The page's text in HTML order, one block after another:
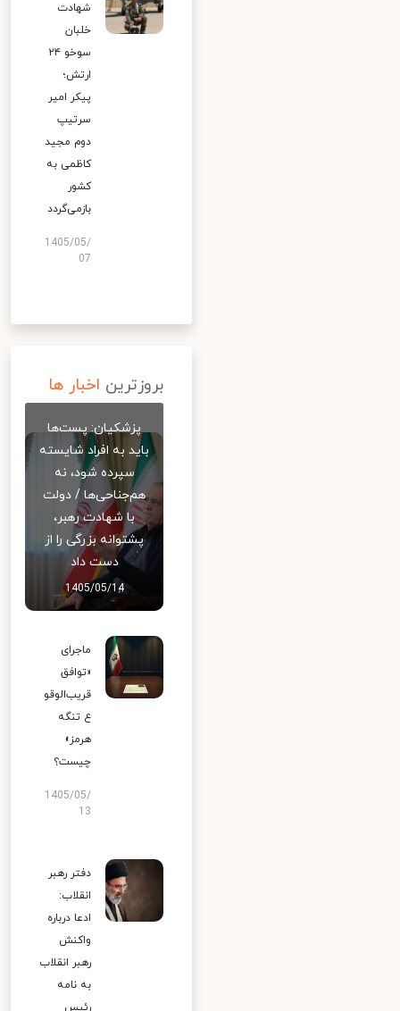
شهادت
خلبان
سوخو ۲۴
ارتش؛
پیکر امیر
سرتیپ
دوم مجید
کاظمی به
کشور
بازمی‌گردد
1405/05/
07
بروزترین اخبار ها
پزشکیان: پست‌ها
باید به افراد شایسته
سپرده شود، نه
هم‌جناحی‌ها / دولت
با شهادت رهبر،
پشتوانه بزرگی را از
دست داد
1405/05/14
ماجرای
«توافق
قریب‌الوقو
ع تنگه
هرمز»
چیست؟
1405/05/
13
دفتر رهبر
انقلاب:
ادعا درباره
واکنش
رهبر انقلاب
به نامه
رئیس